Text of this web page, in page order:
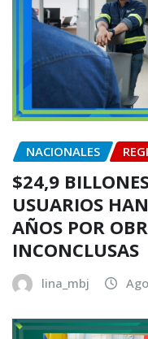
NACIONALES
$24,9
USUARIOS
AÑOS POR
INCONCLUSAS
lina_mbj